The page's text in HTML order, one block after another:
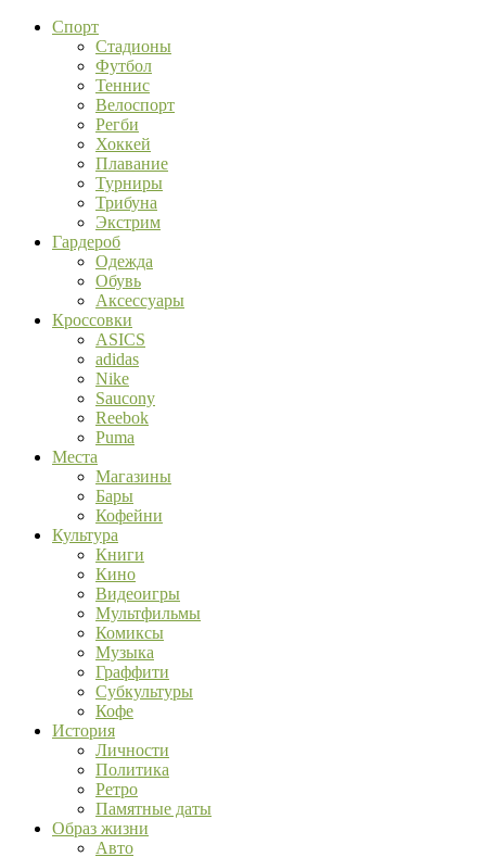
Спорт
Стадионы
Футбол
Теннис
Велоспорт
Регби
Хоккей
Плавание
Турниры
Трибуна
Экстрим
Гардероб
Одежда
Обувь
Аксессуары
Кроссовки
ASICS
adidas
Nike
Saucony
Reebok
Puma
Места
Магазины
Бары
Кофейни
Культура
Книги
Кино
Видеоигры
Мультфильмы
Комиксы
Музыка
Граффити
Субкультуры
Кофе
История
Личности
Политика
Ретро
Памятные даты
Образ жизни
Авто